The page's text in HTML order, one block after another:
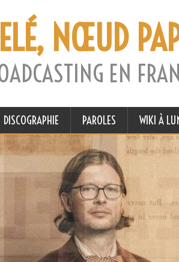
NŒUD
EN
DISCOGRAPHIE PAROLES WIKI À